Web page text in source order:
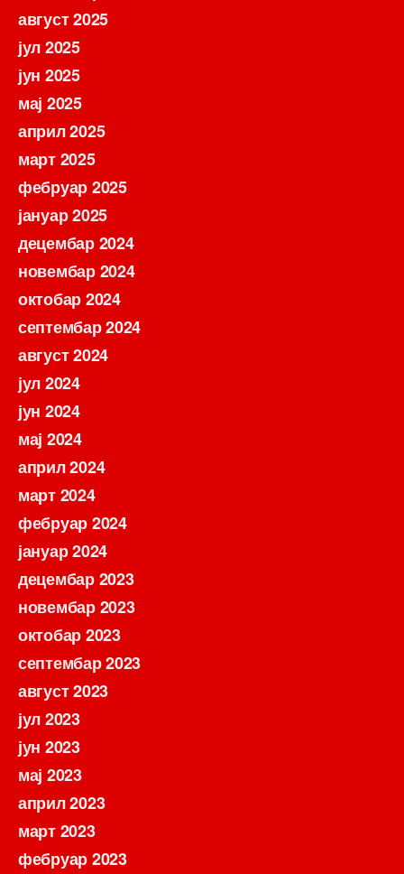
август 2025
јул 2025
јун 2025
мај 2025
април 2025
март 2025
фебруар 2025
јануар 2025
децембар 2024
новембар 2024
октобар 2024
септембар 2024
август 2024
јул 2024
јун 2024
мај 2024
април 2024
март 2024
фебруар 2024
јануар 2024
децембар 2023
новембар 2023
октобар 2023
септембар 2023
август 2023
јул 2023
јун 2023
мај 2023
април 2023
март 2023
фебруар 2023